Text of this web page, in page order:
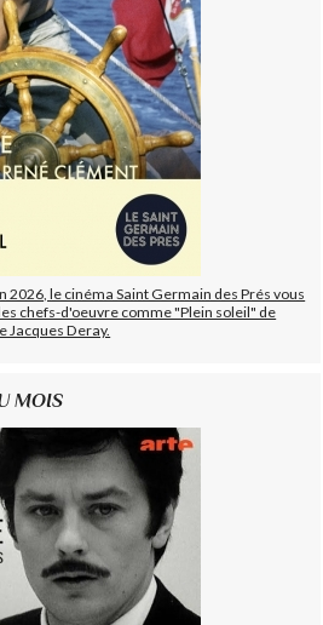
le cinéma Saint Germain des Prés vous
chefs-d'oeuvre comme "Plein soleil" de
Jacques Deray.
MOIS